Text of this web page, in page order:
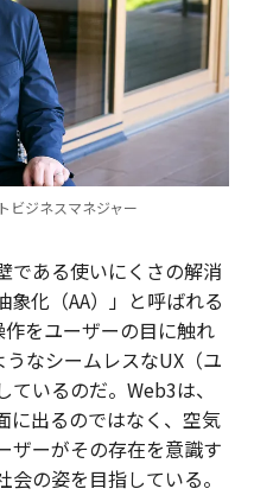
ジネスマネジャー
である使いにくさの解消
化（AA）」と呼ばれる
をユーザーの目に触れ
なシームレスなUX（ユ
いるのだ。Web3は、
に出るのではなく、空気
ザーがその存在を意識す
の姿を目指している。